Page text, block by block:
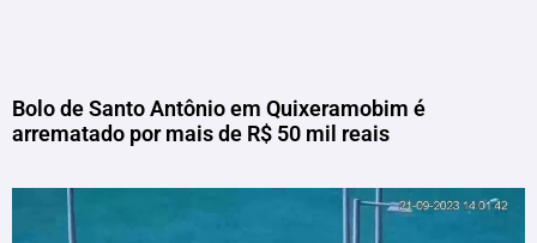
Bolo de Santo Antônio em Quixeramobim é
arrematado por mais de R$ 50 mil reais